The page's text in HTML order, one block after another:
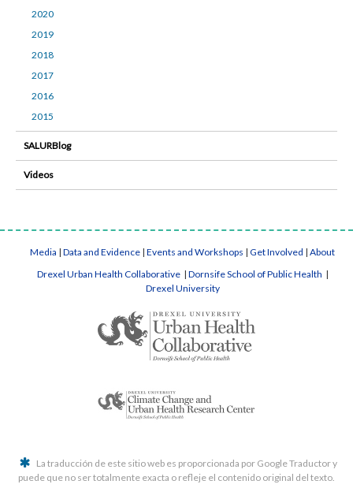
2020
2019
2018
2017
2016
2015
SALURBlog
Videos
Media | Data and Evidence | Events and Workshops | Get Involved | About
Drexel Urban Health Collaborative | Dornsife School of Public Health |
Drexel University
La traducción de este sitio web es proporcionada por Google Traductor y
puede que no ser totalmente exacta o refleje el contenido original del texto.